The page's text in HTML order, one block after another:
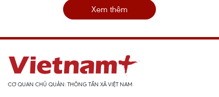
Xem thêm
CƠ QUAN CHỦ QUẢN: THÔNG TẤN XÃ VIỆT NAM